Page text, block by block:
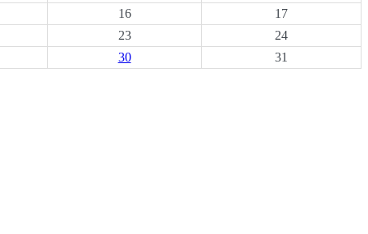
16
17
23
24
30
31